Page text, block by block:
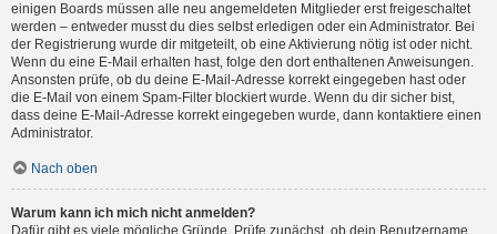
einigen Boards müssen alle neu angemeldeten Mitglieder erst freigeschaltet
werden – entweder musst du dies selbst erledigen oder ein Administrator. Bei
der Registrierung wurde dir mitgeteilt, ob eine Aktivierung nötig ist oder nicht.
Wenn du eine E-Mail erhalten hast, folge den dort enthaltenen Anweisungen.
Ansonsten prüfe, ob du deine E-Mail-Adresse korrekt eingegeben hast oder
die E-Mail von einem Spam-Filter blockiert wurde. Wenn du dir sicher bist,
dass deine E-Mail-Adresse korrekt eingegeben wurde, dann kontaktiere einen
Administrator.
Nach oben
Warum kann ich mich nicht anmelden?
Dafür gibt es viele mögliche Gründe. Prüfe zunächst, ob dein Benutzername